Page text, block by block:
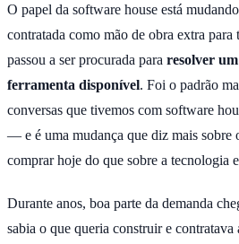
O papel da software house está
contratada como mão de obra extra
passou a ser procurada para resolver
ferramenta disponível. Foi o padrão
conversas que tivemos com software
— e é uma mudança que diz mais sobre
comprar hoje do que sobre a tecnologia
Durante anos, boa parte da demanda
sabia o que queria construir e contratava